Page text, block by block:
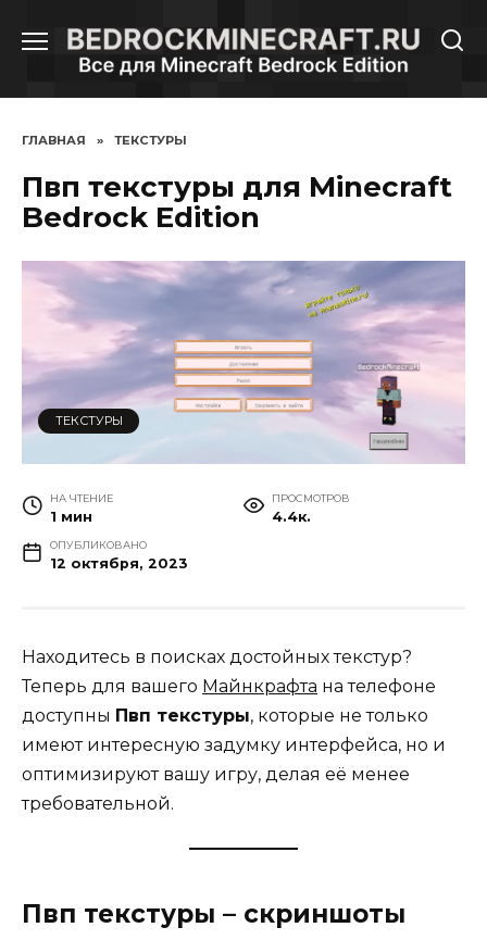
содержанию
ГЛАВНАЯ » ТЕКСТУРЫ
Пвп текстуры для Minecraft
Bedrock Edition
ТЕКСТУРЫ
НА ЧТЕНИЕ
1 мин
ПРОСМОТРОВ
4.4к.
ОПУБЛИКОВАНО
12 октября, 2023
Находитесь в поисках достойных текстур?
Теперь для вашего Майнкрафта на телефоне
доступны Пвп текстуры, которые не только
имеют интересную задумку интерфейса, но и
оптимизируют вашу игру, делая её менее
требовательной.
Пвп текстуры – скриншоты